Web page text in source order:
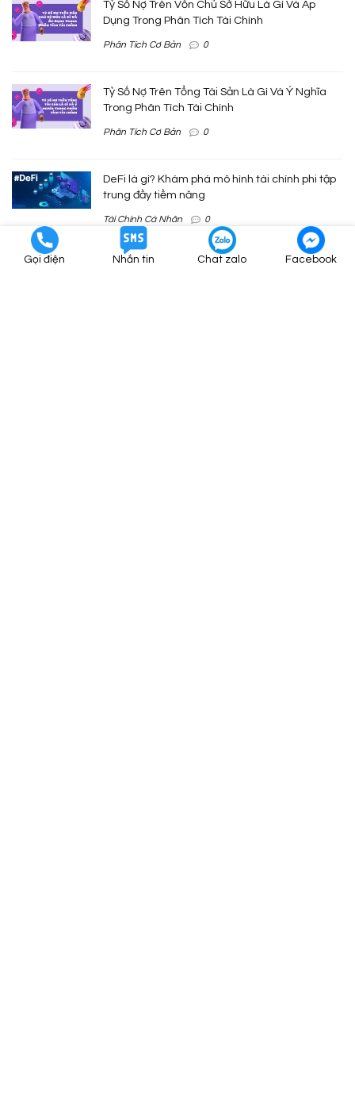
Tỷ Số Nợ Trên Vốn Chủ Sở Hữu Là Gì Và Áp
Dụng Trong Phân Tích Tài Chính
Phân Tích Cơ Bản 0
Tỷ Số Nợ Trên Tổng Tài Sản Là Gì Và Ý Nghĩa
Trong Phân Tích Tài Chính
Phân Tích Cơ Bản 0
DeFi là gì? Khám phá mô hình tài chính phi tập
trung đầy tiềm năng
Tài Chính Cá Nhân 0
Khấu hao là gì? Phân loại và cách tính
Gọi điện Nhắn tin Chat zalo Facebook